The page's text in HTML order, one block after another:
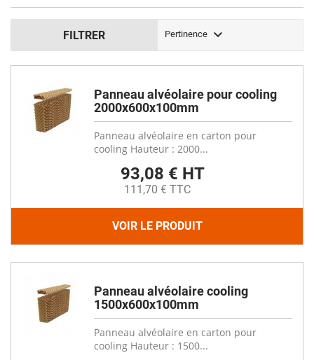
FILTRER Pertinence 
Panneau alvéolaire pour cooling
2000x600x100mm
Panneau alvéolaire en carton pour
cooling Hauteur : 2000...
93,08 € HT
111,70 € TTC
VOIR LE PRODUIT
Panneau alvéolaire cooling
1500x600x100mm
Panneau alvéolaire en carton pour
cooling Hauteur : 1500...